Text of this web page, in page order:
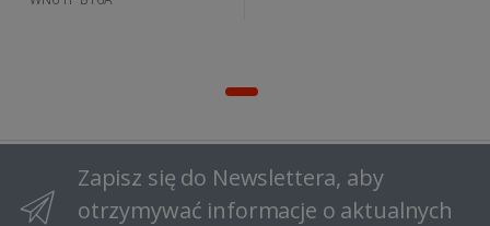
Zapisz się do Newslettera, aby
otrzymywać informacje o aktualnych